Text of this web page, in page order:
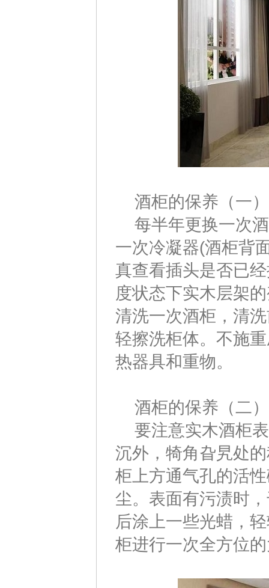
酒柜的保养（一）
每半年更换一次酒
一次冷凝器(酒柜背
真查看插头是否已
度状态下实木层架
清洗一次酒柜，清
轻擦洗柜体。不施
热器具和重物。
酒柜的保养（二）
要注意实木酒柜表
沉外，犄角旮旯处
柜上方通气孔的活
尘。表面有污渍时
后涂上一些光蜡，
柜进行一次全方位